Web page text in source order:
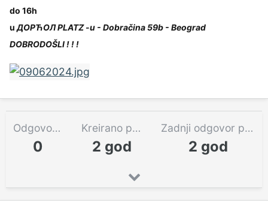
do 16h
u ДОРЋОЛ PLATZ -u - Dobračina 59b - Beograd
DOBRODOŠLI ! ! !
Odgovora
0
Kreirano pre
2 god
Zadnji odgovor pre
2 god